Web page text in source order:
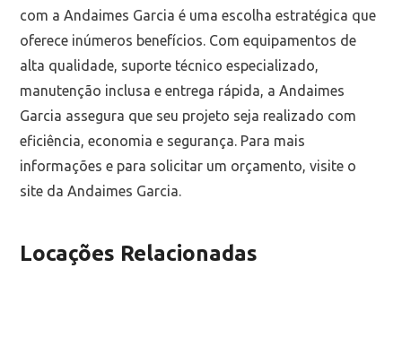
com a Andaimes Garcia é uma escolha estratégica que
oferece inúmeros benefícios. Com equipamentos de
alta qualidade, suporte técnico especializado,
manutenção inclusa e entrega rápida, a Andaimes
Garcia assegura que seu projeto seja realizado com
eficiência, economia e segurança. Para mais
informações e para solicitar um orçamento, visite o
site da Andaimes Garcia.
Locações Relacionadas